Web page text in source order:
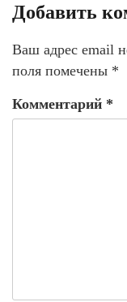
Добавить
Ваш адрес email
поля помечены *
Комментарий *